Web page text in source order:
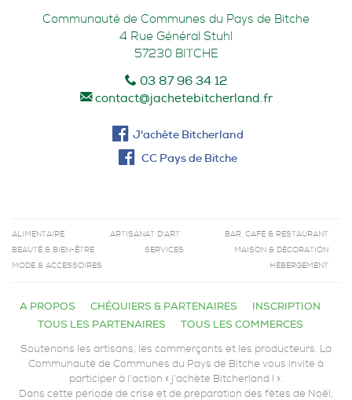
Communauté de Communes du Pays de Bitche
4 Rue Général Stuhl
57230 BITCHE
03 87 96 34 12
contact@jachetebitcherland.fr
J'achète Bitcherland
CC Pays de Bitche
ALIMENTAIRE ARTISANAT D'ART
BAR, CAFÉ & RESTAURANT
BEAUTÉ & BIEN-ÊTRE
SERVICES
MAISON & DÉCORATION
MODE & ACCESSOIRES
HÉBERGEMENT
A PROPOS CHÉQUIERS & PARTENAIRES
INSCRIPTION
TOUS LES PARTENAIRES
TOUS LES COMMERCES
Soutenons les artisans, les commerçants et les producteurs. La
Communauté de Communes du Pays de Bitche vous invite à
participer à l’action « j’achète Bitcherland ! ».
Dans cette période de crise et de préparation des fêtes de Noël,